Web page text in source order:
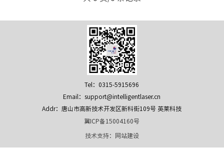
Tel：0315-5915696
Email：support@intelligentlaser.cn
Addr：唐山市高新技术开发区新科街109号 英莱科技
冀ICP备15004160号
技术支持： 网站建设